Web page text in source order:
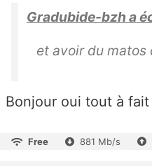
Gradubide-bzh a
et avoir du matos
Bonjour oui tout à
Free 881 Mb/s